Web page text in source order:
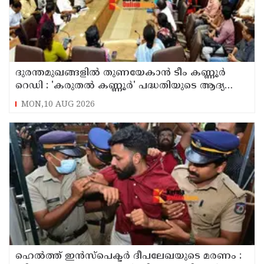
ദുരന്തമുഖങ്ങളിൽ തുണയേകാൻ ടീം കണ്ണൂർ
റെഡി : 'കരുതൽ കണ്ണൂർ' പദ്ധതിയുടെ ആദ്യ
യോഗം ചേർന്നു
MON,10 AUG 2026
ഹെൽത്ത് ഇൻസ്പെക്ടർ ദീപലേഖയുടെ മരണം :